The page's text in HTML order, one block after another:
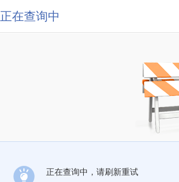
正在查询中
正在查询中，请刷新重试